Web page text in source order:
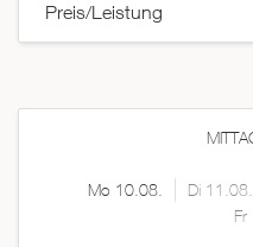
Preis/Leistung
Mo 10.08. Di 11.08.